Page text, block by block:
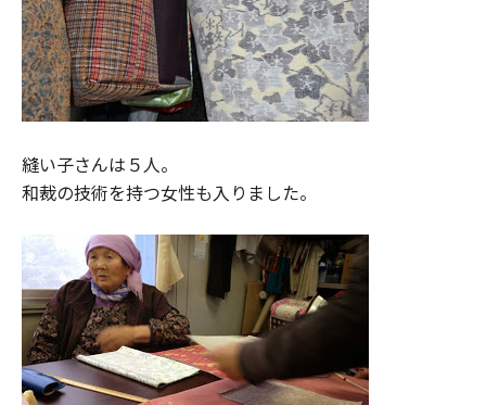
縫い子さんは５人。
和裁の技術を持つ女性も入りました。